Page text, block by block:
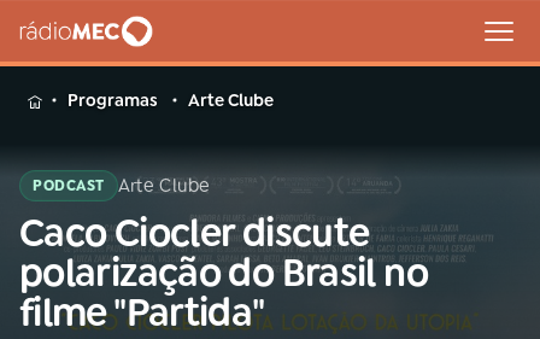
MENU
Buscar
na
Rádio
MEC
Buscar
Programas Arte Clube
PODCAST Arte Clube
Caco Ciocler discute
polarização do Brasil no
filme "Partida"